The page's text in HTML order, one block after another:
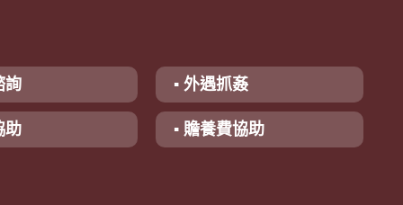
詢 ▪ 外遇抓姦
助 ▪ 贍養費協助